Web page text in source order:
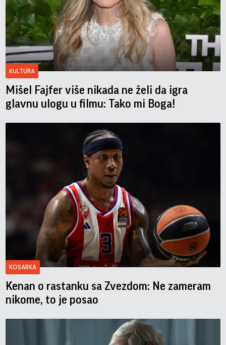
KULTURA
Mišel Fajfer više nikada ne želi da igra
glavnu ulogu u filmu: Tako mi Boga!
KOSARKA
Kenan o rastanku sa Zvezdom: Ne zameram
nikome, to je posao